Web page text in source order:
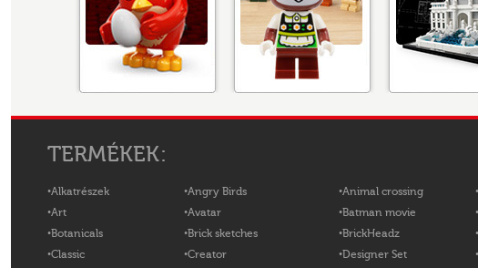
TERMÉKEK:
Alkatrészek
Art
Botanicals
Classic
Angry Birds
Avatar
Brick sketches
Creator
Animal crossing
Batman movie
BrickHeadz
Designer Set